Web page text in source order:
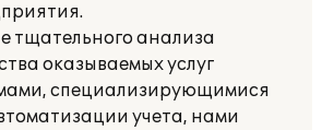
тщательного анализа
оказываемых услуг
специализирующимися
учета, нами